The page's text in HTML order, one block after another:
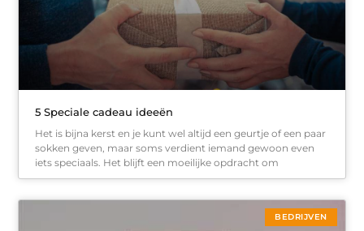
5 Speciale cadeau ideeën
Het is bijna kerst en je kunt wel altijd een geurtje of een paar
sokken geven, maar soms verdient iemand gewoon even
iets speciaals. Het blijft een moeilijke opdracht om
BEDRIJVEN